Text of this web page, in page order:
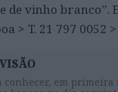
de vinho branco”.
> T. 21 797
conhecer, em